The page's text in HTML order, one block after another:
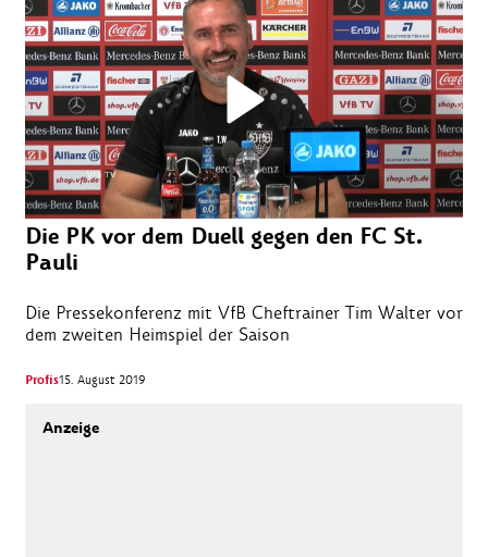
Die PK vor dem Duell gegen den FC St.
Pauli
Die Pressekonferenz mit VfB Cheftrainer Tim Walter vor
dem zweiten Heimspiel der Saison
Profis15. August 2019